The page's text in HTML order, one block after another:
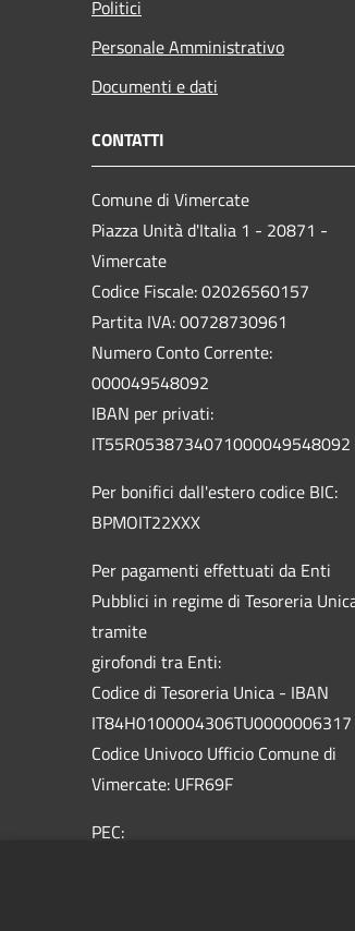
Politici
Personale Amministrativo
Documenti e dati
CONTATTI
Comune di Vimercate
Piazza Unità d'Italia 1 - 20871 -
Vimercate
Codice Fiscale: 02026560157
Partita IVA: 00728730961
Numero Conto Corrente:
000049548092
IBAN per privati:
IT55R0538734071000049548092
Per bonifici dall'estero codice BIC:
BPMOIT22XXX
Per pagamenti effettuati da Enti
Pubblici in regime di Tesoreria
tramite
girofondi tra Enti:
Codice di Tesoreria Unica - IBAN
IT84H0100004306TU0000006317
Codice Univoco Ufficio Comune di
Vimercate: UFR69F
PEC: